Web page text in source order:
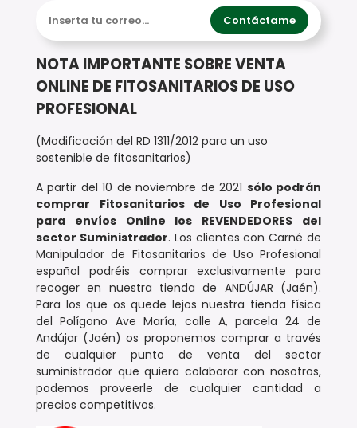
Contáctame
NOTA IMPORTANTE SOBRE VENTA
ONLINE DE FITOSANITARIOS DE USO
PROFESIONAL
(Modificación del RD 1311/2012 para un uso
sostenible de fitosanitarios)
A partir del 10 de noviembre de 2021 sólo podrán
comprar Fitosanitarios de Uso Profesional
para envíos Online los REVENDEDORES del
sector Suministrador. Los clientes con Carné de
Manipulador de Fitosanitarios de Uso Profesional
español podréis comprar exclusivamente para
recoger en nuestra tienda de ANDÚJAR (Jaén).
Para los que os quede lejos nuestra tienda física
del Polígono Ave María, calle A, parcela 24 de
Andújar (Jaén) os proponemos comprar a través
de cualquier punto de venta del sector
suministrador que quiera colaborar con nosotros,
podemos proveerle de cualquier cantidad a
precios competitivos.